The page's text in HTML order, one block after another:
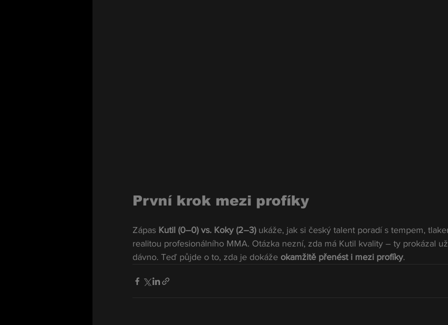
První krok mezi profíky
Zápas Kutil (0–0) vs. Koky (2–3) ukáže, jak si český talent poradí s tempem,
realitou profesionálního MMA. Otázka nezní, zda má Kutil kvality – ty prokázal
dávno. Teď půjde o to, zda je dokáže okamžitě přenést i mezi profíky.